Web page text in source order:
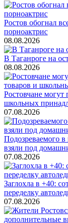
Ростов обогнал
порноактрис
08.08.2026
В Таганроге на
08.08.2026
Ростовчане могут
школьных
07.08.2026
Подозреваемого
взяли под
07.08.2026
Заглохла в +40:
переделку
07.08.2026